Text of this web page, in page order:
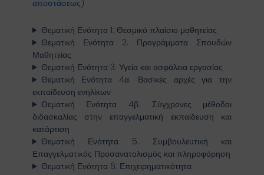
αποστάσεως)
Θεματική Ενότητα 1: Θεσμικό πλαίσιο μαθητείας
Θεματική Ενότητα 2: Προγράμματα Σπουδών
Μαθητείας
Θεματική Ενότητα 3: Υγεία και ασφάλεια εργασίας
Θεματική Ενότητα 4α: Βασικές αρχές για την
εκπαίδευση ενηλίκων
Θεματική Ενότητα 4β: Σύγχρονες μέθοδοι
διδασκαλίας στην επαγγελματική εκπαίδευση και
κατάρτιση
Θεματική Ενότητα 5: Συμβουλευτική και
Επαγγελματικός Προσανατολισμός και πληροφόρηση
Θεματική Ενότητα 6: Επιχειρηματικότητα